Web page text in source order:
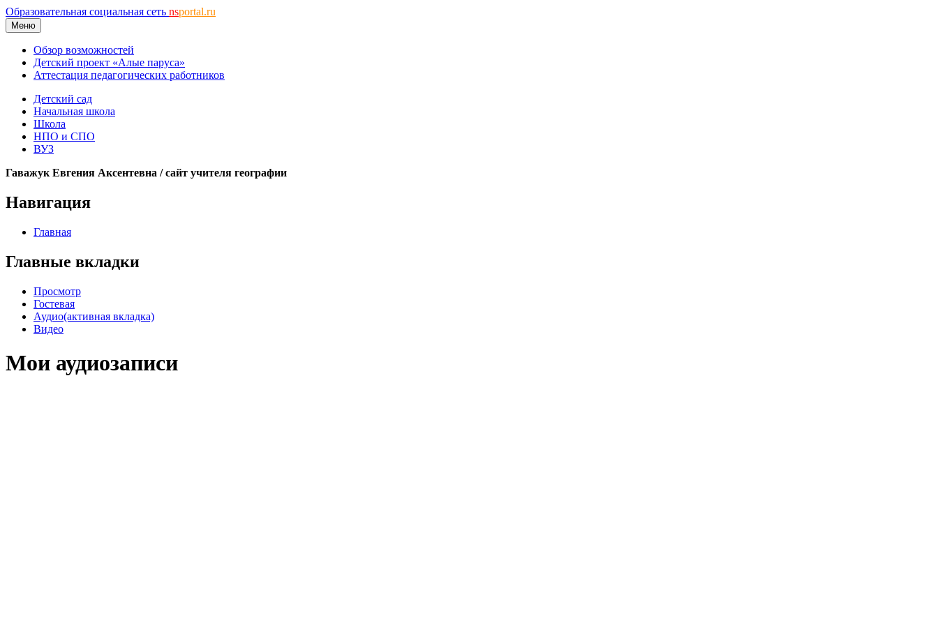
Образовательная социальная сеть nsportal.ru
Меню
Обзор возможностей
Детский проект «Алые паруса»
Аттестация педагогических работников
Детский сад
Начальная школа
Школа
НПО и СПО
ВУЗ
Гаважук Евгения Аксентевна / сайт учителя географии
Навигация
Главная
Главные вкладки
Просмотр
Гостевая
Аудио(активная вкладка)
Видео
Мои аудиозаписи